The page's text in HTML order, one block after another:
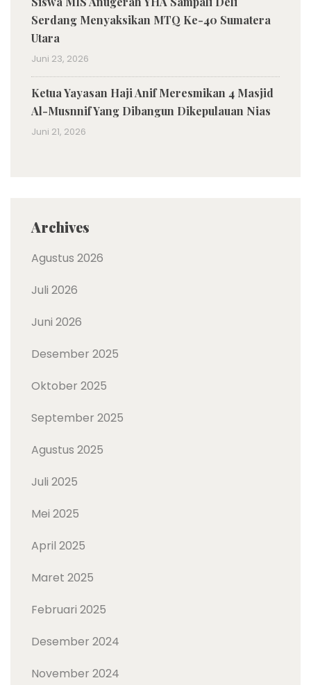
Serdang Menyaksikan MTQ Ke-40 Sumatera
Utara
Juni 23, 2026
Ketua Yayasan Haji Anif Meresmikan 4 Masjid
Al-Musnnif Yang Dibangun Dikepulauan Nias
Juni 21, 2026
Archives
Agustus 2026
Juli 2026
Juni 2026
Desember 2025
Oktober 2025
September 2025
Agustus 2025
Juli 2025
Mei 2025
April 2025
Maret 2025
Februari 2025
Desember 2024
November 2024